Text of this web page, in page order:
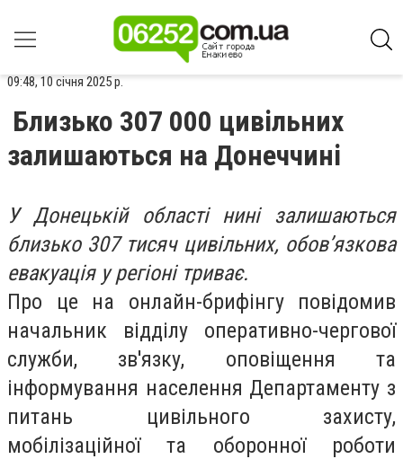
09:48, 10 січня 2025 р.
Близько 307 000 цивільних
залишаються на Донеччині
У Донецькій області нині залишаються
близько 307 тисяч цивільних, обов’язкова
евакуація у регіоні триває.
Про це на онлайн-брифінгу повідомив
начальник відділу оперативно-чергової
служби, зв'язку, оповіщення та
інформування населення Департаменту з
питань цивільного захисту,
мобілізаційної та оборонної роботи